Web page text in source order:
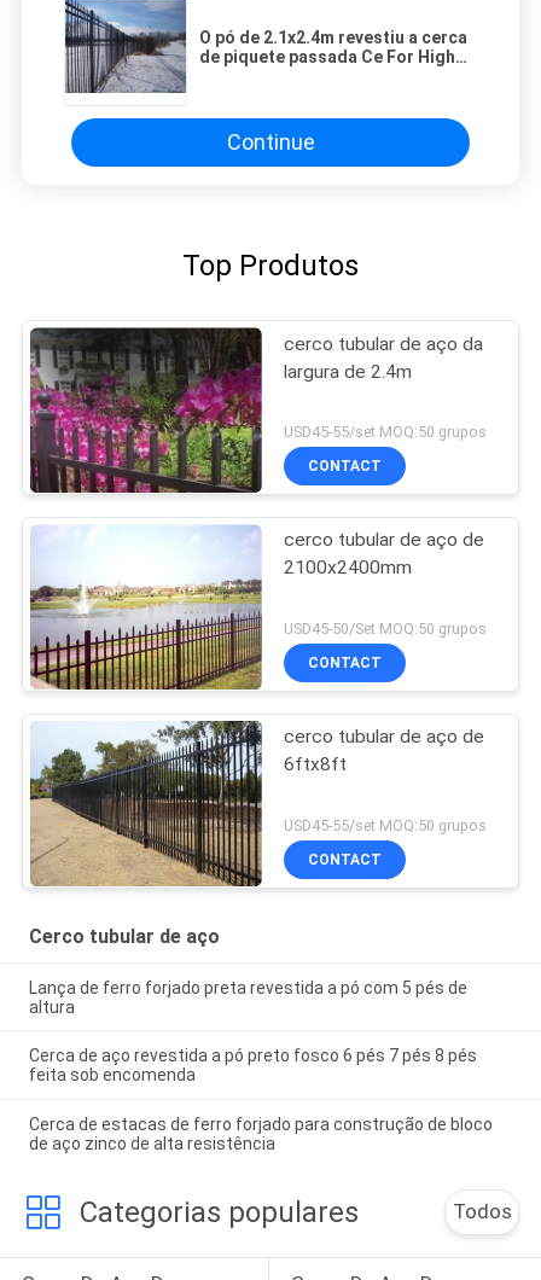
O pó de 2.1x2.4m revestiu a cerca
de piquete passada Ce For High
Continue
Top Produtos
cerco tubular de aço da
largura de 2.4m
USD45-55/set MOQ:50 grupos
CONTACT
cerco tubular de aço de
2100x2400mm
USD45-50/Set MOQ:50 grupos
CONTACT
cerco tubular de aço de
6ftx8ft
USD45-55/set MOQ:50 grupos
CONTACT
Cerco tubular de aço
Lança de ferro forjado preta revestida a pó com 5 pés de
altura
Cerca de aço revestida a pó preto fosco 6 pés 7 pés 8 pés
feita sob encomenda
Cerca de estacas de ferro forjado para construção de bloco
de aço zinco de alta resistência
Categorias populares Todos